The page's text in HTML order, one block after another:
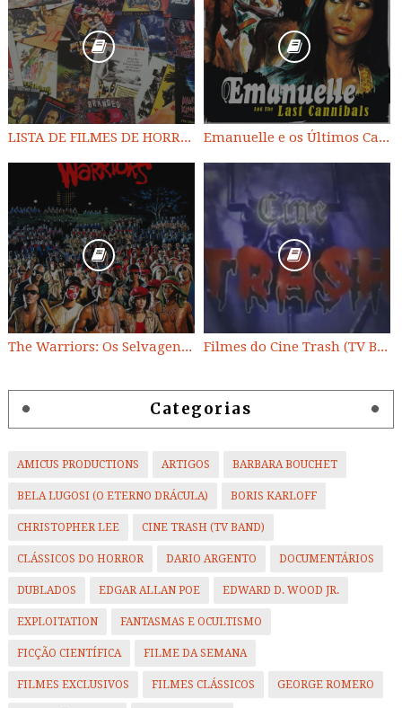
LISTA DE FILMES DE HORROR/ TRASH/ SUSPENSE/ SCI-FI/ EXPLOITATION E OUTROS Emanuelle e os Últimos Canibais
The Warriors: Os Selvagens da Noite Filmes do Cine Trash (TV BAND)
Categorias
AMICUS PRODUCTIONS ARTIGOS BARBARA BOUCHET
BELA LUGOSI (O ETERNO DRÁCULA) BORIS KARLOFF
CHRISTOPHER LEE CINE TRASH (TV BAND)
CLÁSSICOS DO HORROR DARIO ARGENTO DOCUMENTÁRIOS
DUBLADOS EDGAR ALLAN POE EDWARD D. WOOD JR.
EXPLOITATION FANTASMAS E OCULTISMO
FICÇÃO CIENTÍFICA FILME DA SEMANA
FILMES EXCLUSIVOS FILMES CLÁSSICOS GEORGE ROMERO